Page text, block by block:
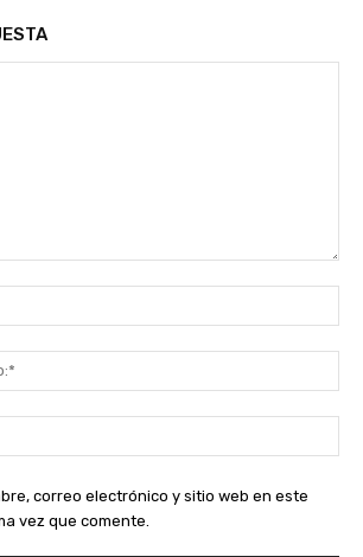
correo electrónico y sitio web en este
vez que comente.